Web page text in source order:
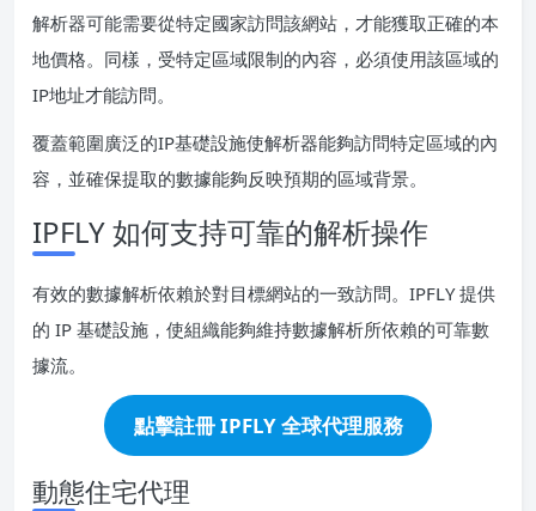
解析器可能需要從特定國家訪問該網站，才能獲取正確的本
地價格。同樣，受特定區域限制的內容，必須使用該區域的
IP地址才能訪問。
覆蓋範圍廣泛的IP基礎設施使解析器能夠訪問特定區域的內
容，並確保提取的數據能夠反映預期的區域背景。
IPFLY 如何支持可靠的解析操作
有效的數據解析依賴於對目標網站的一致訪問。IPFLY 提供
的 IP 基礎設施，使組織能夠維持數據解析所依賴的可靠數
據流。
點擊註冊 IPFLY 全球代理服務
動態住宅代理